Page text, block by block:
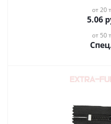
от 20
5.06
от 50